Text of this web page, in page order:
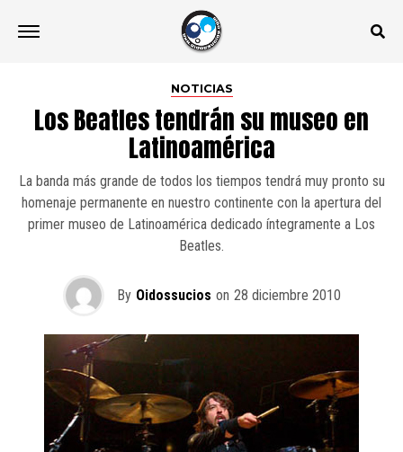
NOTICIAS
Los Beatles tendrán su museo en
Latinoamérica
La banda más grande de todos los tiempos tendrá muy pronto su
homenaje permanente en nuestro continente con la apertura del
primer museo de Latinoamérica dedicado íntegramente a Los
Beatles.
By Oidossucios on 28 diciembre 2010